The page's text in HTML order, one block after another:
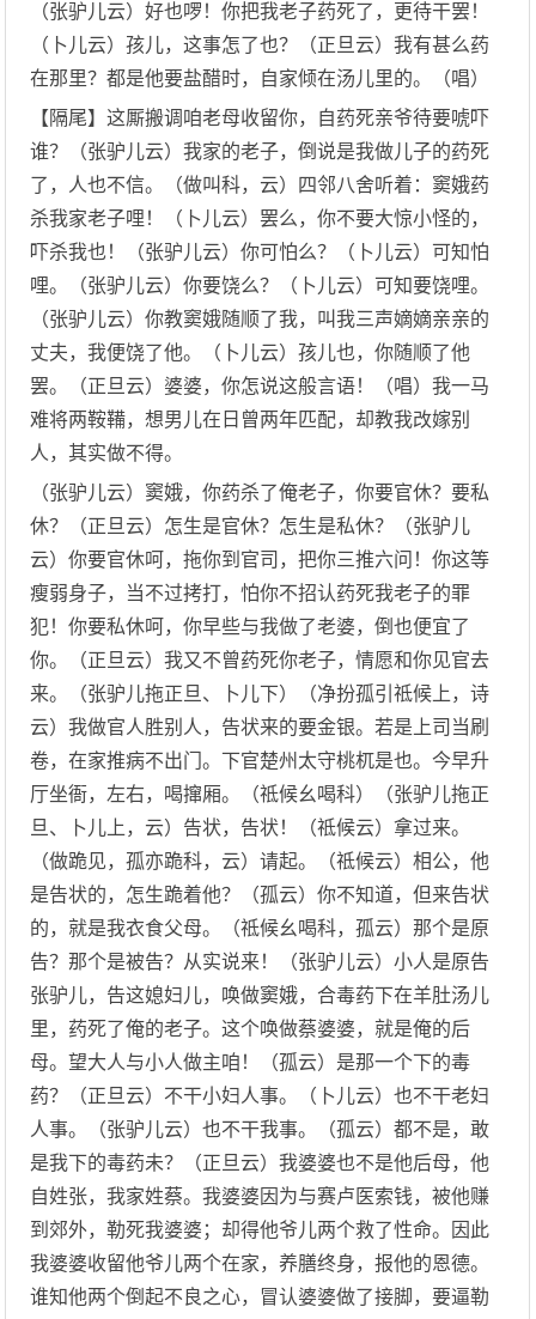
（张驴儿云）好也啰！你把我老子药死了，更待干罢！
（卜儿云）孩儿，这事怎了也？（正旦云）我有甚么药
在那里？都是他要盐醋时，自家倾在汤儿里的。（唱）
【隔尾】这厮搬调咱老母收留你，自药死亲爷待要唬吓
谁？（张驴儿云）我家的老子，倒说是我做儿子的药死
了，人也不信。（做叫科，云）四邻八舍听着：窦娥药
杀我家老子哩！（卜儿云）罢么，你不要大惊小怪的，
吓杀我也！（张驴儿云）你可怕么？（卜儿云）可知怕
哩。（张驴儿云）你要饶么？（卜儿云）可知要饶哩。
（张驴儿云）你教窦娥随顺了我，叫我三声嫡嫡亲亲的
丈夫，我便饶了他。（卜儿云）孩儿也，你随顺了他
罢。（正旦云）婆婆，你怎说这般言语！（唱）我一马
难将两鞍鞴，想男儿在日曾两年匹配，却教我改嫁别
人，其实做不得。
（张驴儿云）窦娥，你药杀了俺老子，你要官休？要私
休？（正旦云）怎生是官休？怎生是私休？（张驴儿
云）你要官休呵，拖你到官司，把你三推六问！你这等
瘦弱身子，当不过拷打，怕你不招认药死我老子的罪
犯！你要私休呵，你早些与我做了老婆，倒也便宜了
你。（正旦云）我又不曾药死你老子，情愿和你见官去
来。（张驴儿拖正旦、卜儿下）（净扮孤引祗候上，诗
云）我做官人胜别人，告状来的要金银。若是上司当刷
卷，在家推病不出门。下官楚州太守桃杌是也。今早升
厅坐衙，左右，喝撺厢。（祗候幺喝科）（张驴儿拖正
旦、卜儿上，云）告状，告状！（祗候云）拿过来。
（做跪见，孤亦跪科，云）请起。（祗候云）相公，他
是告状的，怎生跪着他？（孤云）你不知道，但来告状
的，就是我衣食父母。（祗候幺喝科，孤云）那个是原
告？那个是被告？从实说来！（张驴儿云）小人是原告
张驴儿，告这媳妇儿，唤做窦娥，合毒药下在羊肚汤儿
里，药死了俺的老子。这个唤做蔡婆婆，就是俺的后
母。望大人与小人做主咱！（孤云）是那一个下的毒
药？（正旦云）不干小妇人事。（卜儿云）也不干老妇
人事。（张驴儿云）也不干我事。（孤云）都不是，敢
是我下的毒药未？（正旦云）我婆婆也不是他后母，他
自姓张，我家姓蔡。我婆婆因为与赛卢医索钱，被他赚
到郊外，勒死我婆婆；却得他爷儿两个救了性命。因此
我婆婆收留他爷儿两个在家，养膳终身，报他的恩德。
谁知他两个倒起不良之心，冒认婆婆做了接脚，要逼勒